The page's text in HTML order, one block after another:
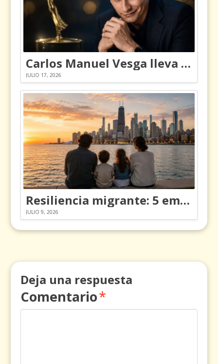
Carlos Manuel Vesga lleva el nombre de Colombia a los Emmy
JULIO 17, 2026
Resiliencia migrante: 5 emociones y cómo gestionarlas
JULIO 9, 2026
Deja una respuesta
Comentario*